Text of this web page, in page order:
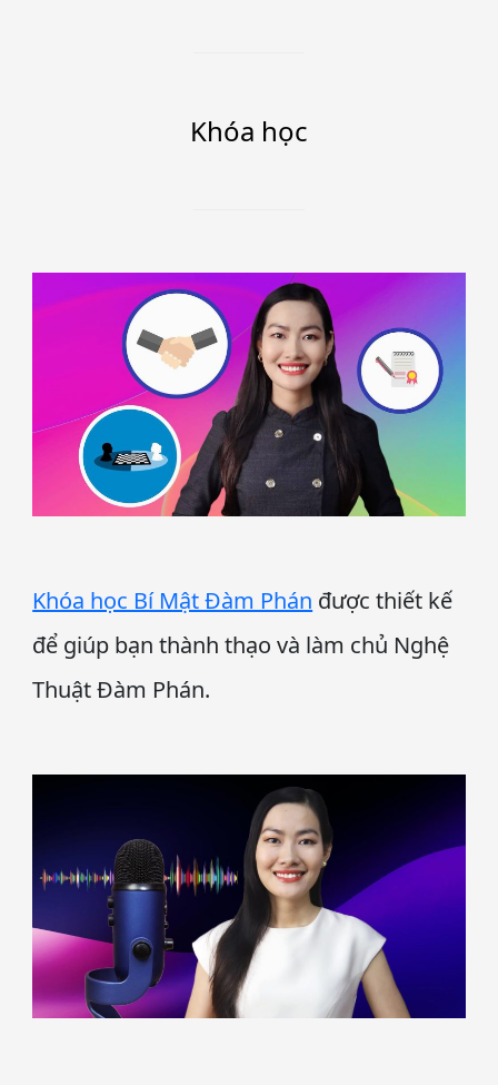
Khóa học
Khóa học Bí Mật Đàm Phán được thiết kế
để giúp bạn thành thạo và làm chủ Nghệ
Thuật Đàm Phán.